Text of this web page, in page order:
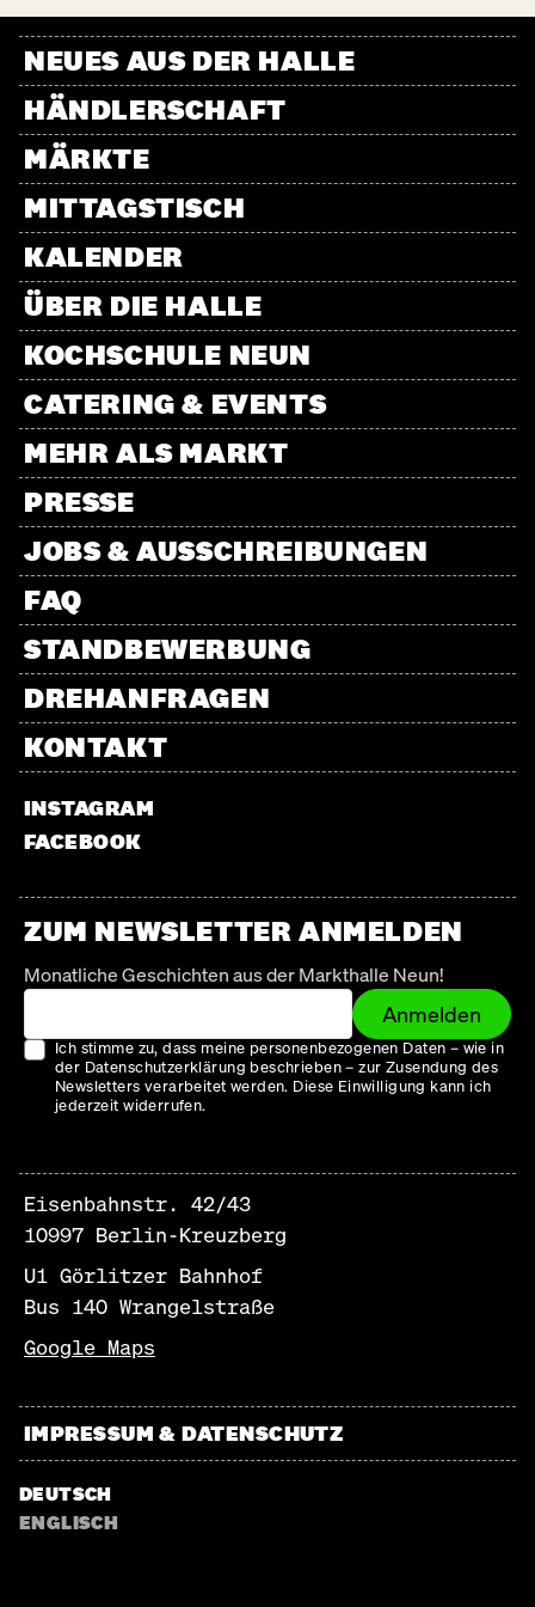
NEUES AUS DER HALLE
HÄNDLERSCHAFT
MÄRKTE
MITTAGSTISCH
KALENDER
ÜBER DIE HALLE
KOCHSCHULE NEUN
CATERING & EVENTS
MEHR ALS MARKT
PRESSE
JOBS & AUSSCHREIBUNGEN
FAQ
STANDBEWERBUNG
DREHANFRAGEN
KONTAKT
INSTAGRAM
FACEBOOK
ZUM NEWSLETTER ANMELDEN
Monatliche Geschichten aus der Markthalle Neun!
Anmelden
Ich stimme zu, dass meine personenbezogenen Daten – wie in
der Datenschutzerklärung beschrieben – zur Zusendung des
Newsletters verarbeitet werden. Diese Einwilligung kann ich
jederzeit widerrufen.
Eisenbahnstr. 42/43
10997 Berlin-Kreuzberg
U1 Görlitzer Bahnhof
Bus 140 Wrangelstraße
Google Maps
IMPRESSUM & DATENSCHUTZ
DEUTSCH
ENGLISCH